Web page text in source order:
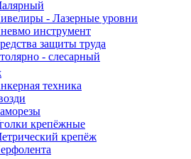
- Лазерные уровни
инструмент
защиты труда
- слесарный
техника
крепёжные
крепёж